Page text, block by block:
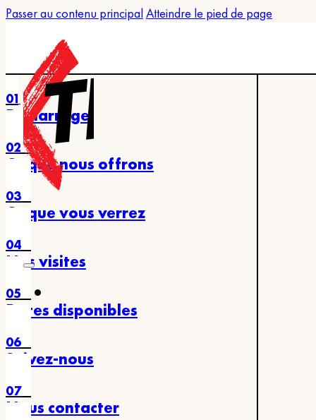
Passer au contenu principalAtteindre le pied de page
01
Démarrage
02
Ce que nous offrons
03
Ce que vous verrez
04
Nos visites
05
Dates disponibles
06
Suivez-nous
07
Nous contacter